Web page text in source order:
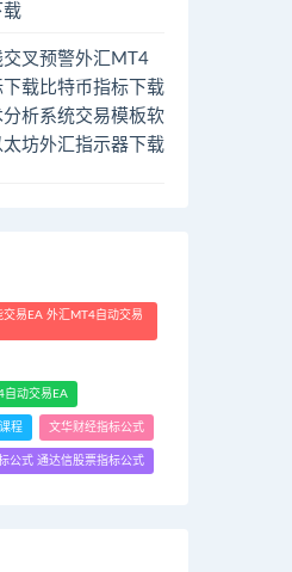
载
交叉预警外汇MT4
下载比特币指标下载
分析系统交易模板软
太坊外汇指示器下载
交易EA 外汇MT4自动交易
自动交易EA
程 文华财经指标公式
公式 通达信股票指标公式